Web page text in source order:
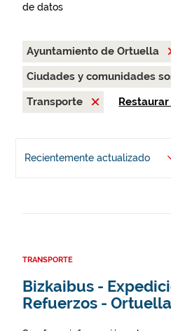
de datos
Ayuntamiento de Ortuella
Ciudades y comunidades
Transporte
Recientemente actualizado
TRANSPORTE
Bizkaibus -
Refuerzos - Ortuella